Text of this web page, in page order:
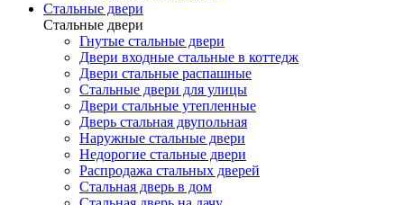
Стальные двери
Стальные двери
Гнутые стальные двери
Двери входные стальные в коттедж
Двери стальные распашные
Стальные двери для улицы
Двери стальные утепленные
Дверь стальная двупольная
Наружные стальные двери
Недорогие стальные двери
Распродажа стальных дверей
Стальная дверь в дом